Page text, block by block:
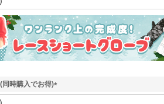
須
)
同時購入でお得)
(